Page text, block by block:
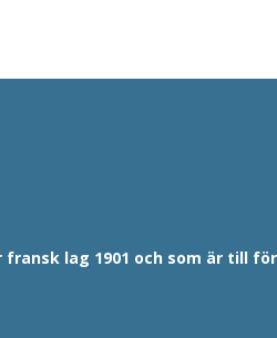
fransk lag 1901 och som är till